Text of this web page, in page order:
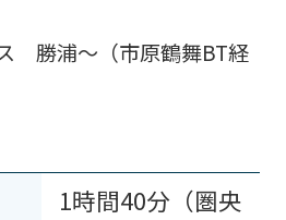
勝浦～（市原鶴舞BT経
1時間40分（圏央